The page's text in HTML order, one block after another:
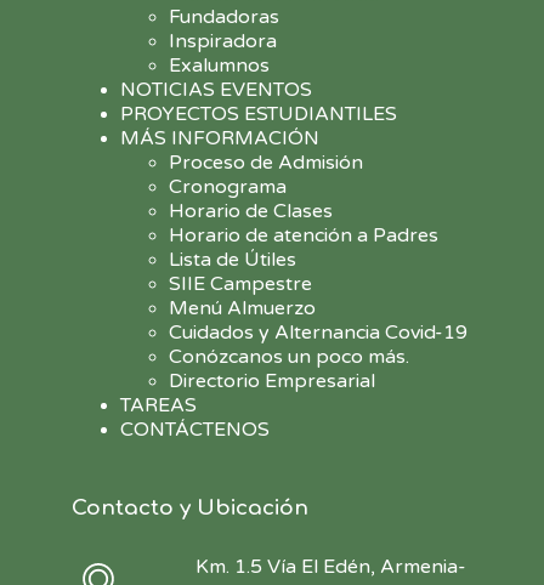
Fundadoras
Inspiradora
Exalumnos
NOTICIAS EVENTOS
PROYECTOS ESTUDIANTILES
MÁS INFORMACIÓN
Proceso de Admisión
Cronograma
Horario de Clases
Horario de atención a Padres
Lista de Útiles
SIIE Campestre
Menú Almuerzo
Cuidados y Alternancia Covid-19
Conózcanos un poco más.
Directorio Empresarial
TAREAS
CONTÁCTENOS
Contacto y Ubicación
Km. 1.5 Vía El Edén, Armenia-